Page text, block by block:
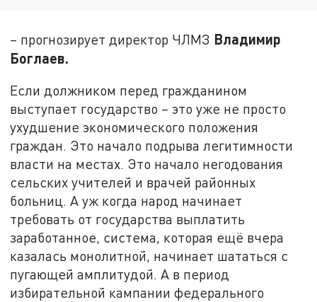
– прогнозирует директор ЧЛМЗ Владимир
Боглаев.
Если должником перед гражданином
выступает государство – это уже не просто
ухудшение экономического положения
граждан. Это начало подрыва легитимности
власти на местах. Это начало негодования
сельских учителей и врачей районных
больниц. А уж когда народ начинает
требовать от государства выплатить
заработанное, система, которая ещё вчера
казалась монолитной, начинает шататься с
пугающей амплитудой. А в период
избирательной кампании федерального